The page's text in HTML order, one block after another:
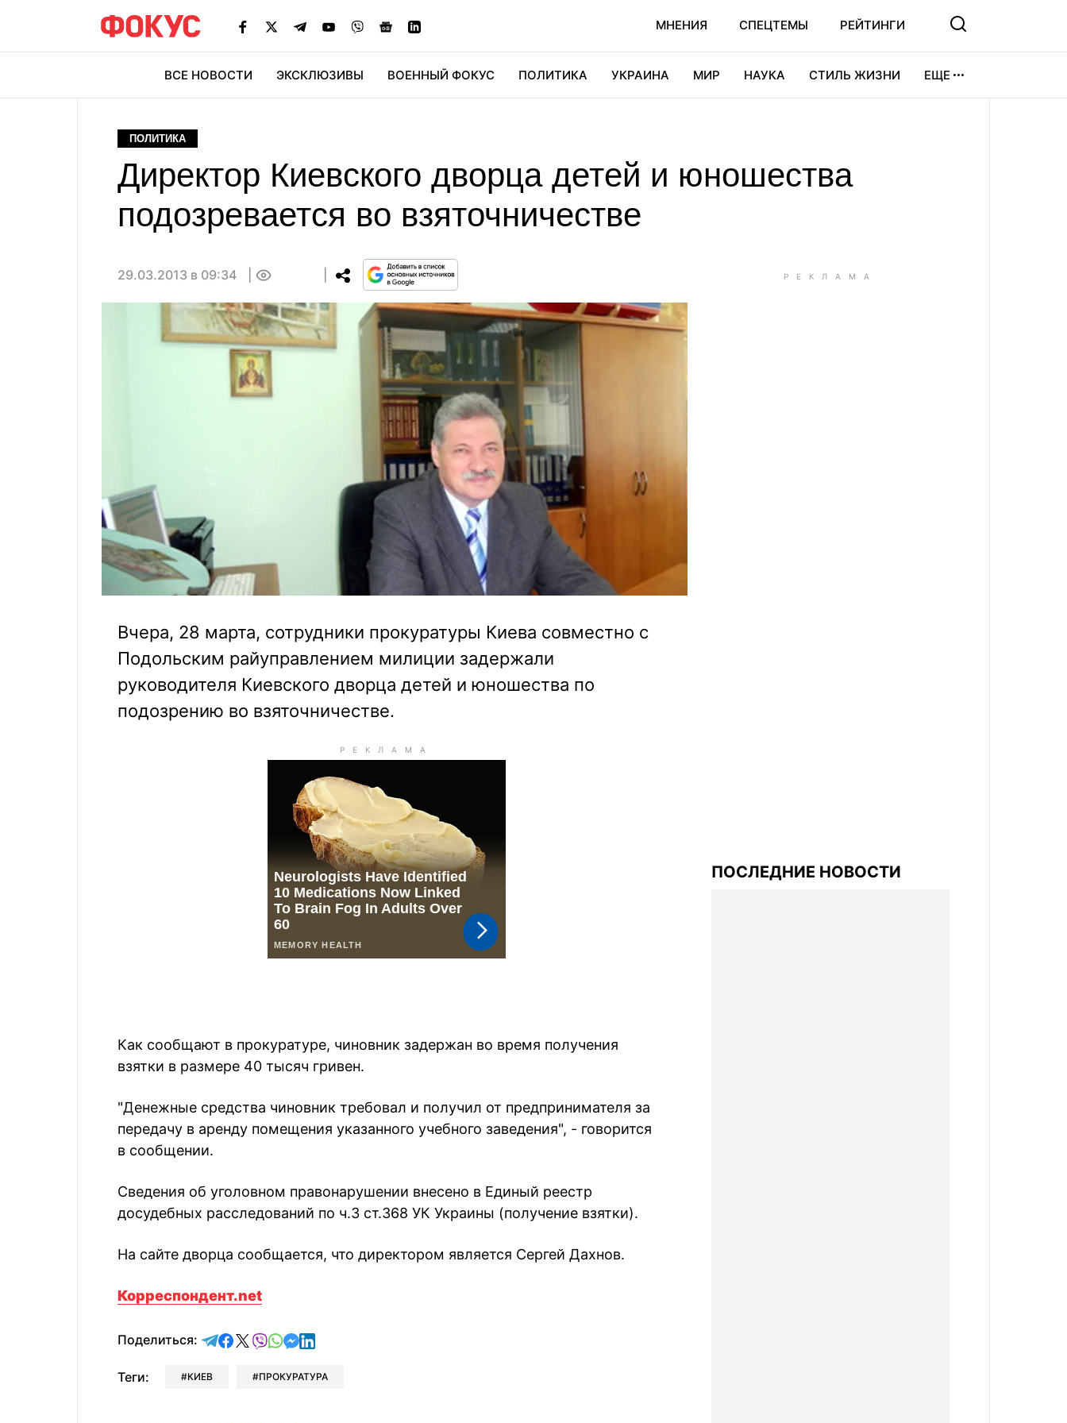
МНЕНИЯ СПЕЦТЕМЫ РЕЙТИНГИ
ВСЕ НОВОСТИ ЭКСКЛЮЗИВЫ ВОЕННЫЙ ФОКУС ПОЛИТИКА УКРАИНА МИР НАУКА СТИЛЬ ЖИЗНИ ЕЩЕ
ПОЛИТИКА
Директор Киевского дворца детей и юношества
подозревается во взяточничестве
29.03.2013 в 09:34
Вчера, 28 марта, сотрудники прокуратуры Киева совместно с
Подольским райуправлением милиции задержали
руководителя Киевского дворца детей и юношества по
подозрению во взяточничестве.
Как сообщают в прокуратуре, чиновник задержан во время получения
взятки в размере 40 тысяч гривен.
"Денежные средства чиновник требовал и получил от предпринимателя за
передачу в аренду помещения указанного учебного заведения", - говорится
в сообщении.
Сведения об уголовном правонарушении внесено в Единый реестр
досудебных расследований по ч.3 ст.368 УК Украины (получение взятки).
На сайте дворца сообщается, что директором является Сергей Дахнов.
Корреспондент.net
Поделиться: отправить в Telegram
поделиться в Facebook
поделиться в X
отправить в Viber
отправить в Whatsapp
отправить в Messenger
отправить в LinkedIn
Теги: КИЕВ ПРОКУРАТУРА
ПОСЛЕДНИЕ НОВОСТИ